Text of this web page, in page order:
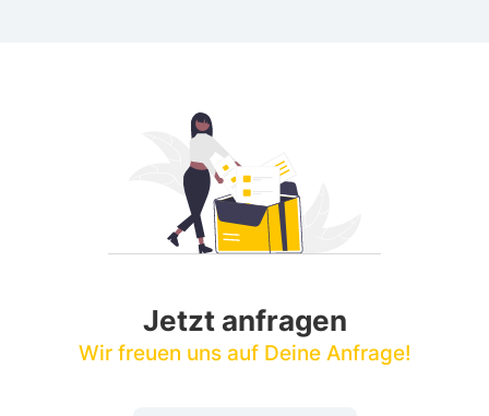
Jetzt anfragen
Wir freuen uns auf Deine Anfrage!